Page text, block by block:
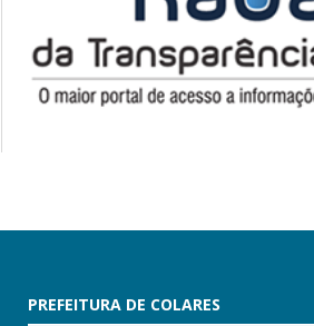
PREFEITURA DE COLARES